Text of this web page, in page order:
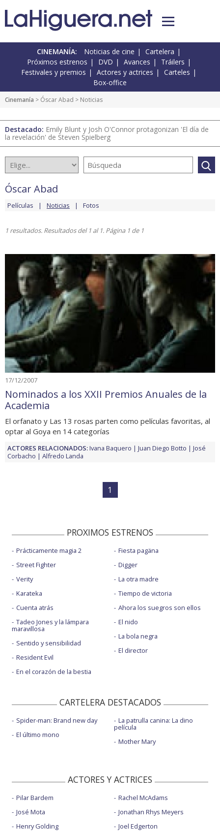
CINEMANÍA: Noticias de cine
Cartelera
Próximos estrenos
DVD Avances
Tráilers
Festivales y premios
Actores y actrices
Carteles
Box-office
Cinemanía > Óscar Abad > Noticias
Destacado: Emily Blunt y Josh O'Connor protagonizan 'El día de
la revelación' de Steven Spielberg
Óscar Abad
Películas Noticias Fotos
1 resultados. Resultados del 1 al 1. Página 1 de 1
17/12/2007
Nominados a los XXII Premios Anuales de la
Academia
El orfanato y Las 13 rosas parten como películas favoritas, al
optar al Goya en 14 categorías
ACTORES RELACIONADOS:Ivana Baquero Juan Diego Botto
José
Corbacho
Alfredo Landa
1
PROXIMOS ESTRENOS
Prácticamente magia 2
Street Fighter
Verity
Karateka
Cuenta atrás
Tadeo Jones y la lámpara
maravillosa
Sentido y sensibilidad
Resident Evil
En el corazón de la bestia
Fiesta pagäna
Digger
La otra madre
Tiempo de victoria
Ahora los suegros son ellos
El nido
La bola negra
El director
CARTELERA DESTACADOS
Spider-man: Brand new day
El último mono
La patrulla canina: La dino
película
Mother Mary
ACTORES Y ACTRICES
Pilar Bardem
José Mota
Henry Golding
Rachel McAdams
Jonathan Rhys Meyers
Joel Edgerton